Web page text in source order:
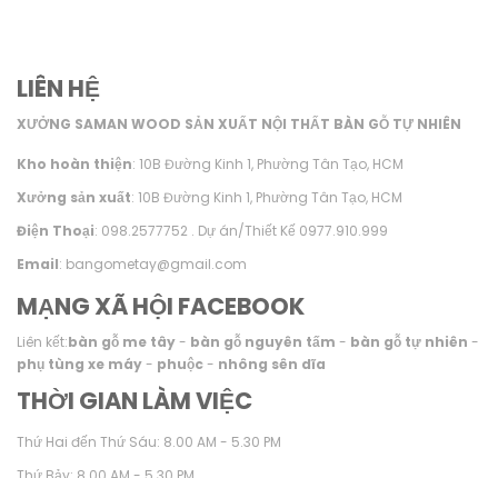
LIÊN HỆ
XƯỞNG SAMAN WOOD SẢN XUẤT NỘI THẤT BÀN GỖ TỰ NHIÊN
Kho hoàn thiện: 10B Đường Kinh 1, Phường Tân Tạo, HCM
Xưởng sản xuất: 10B Đường Kinh 1, Phường Tân Tạo, HCM
Điện Thoại: 098.2577752 . Dự án/Thiết Kế 0977.910.999
Email: bangometay@gmail.com
MẠNG XÃ HỘI FACEBOOK
Liên kết:bàn gỗ me tây- bàn gỗ nguyên tấm - bàn gỗ tự nhiên -
phụ tùng xe máy- phuộc- nhông sên dĩa
THỜI GIAN LÀM VIỆC
Thứ Hai đến Thứ Sáu: 8.00 AM - 5.30 PM